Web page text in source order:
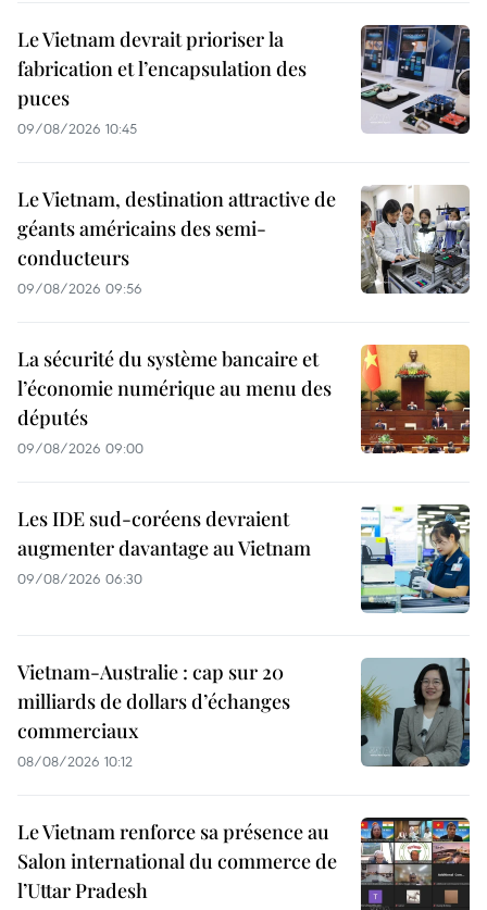
Le Vietnam devrait prioriser la
fabrication et l’encapsulation des
puces
09/08/2026 10:45
Le Vietnam, destination attractive de
géants américains des semi-
conducteurs
09/08/2026 09:56
La sécurité du système bancaire et
l’économie numérique au menu des
députés
09/08/2026 09:00
Les IDE sud-coréens devraient
augmenter davantage au Vietnam
09/08/2026 06:30
Vietnam-Australie : cap sur 20
milliards de dollars d’échanges
commerciaux
08/08/2026 10:12
Le Vietnam renforce sa présence au
Salon international du commerce de
l’Uttar Pradesh